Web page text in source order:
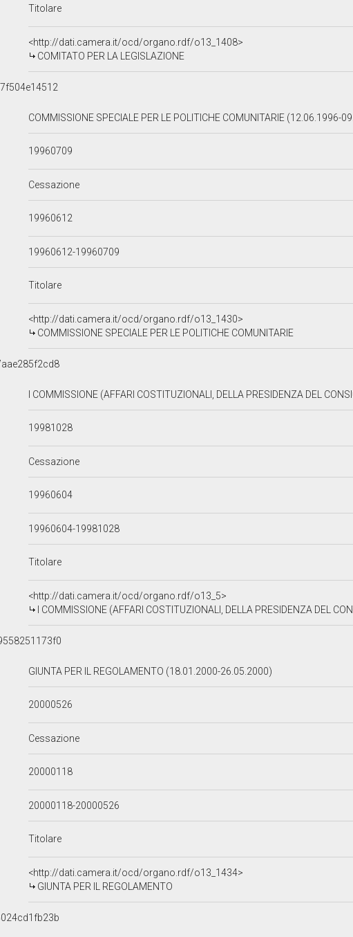
Titolare
<http://dati.camera.it/ocd/organo.rdf/o13_1408>
COMITATO PER LA LEGISLAZIONE
COMMISSIONE SPECIALE PER LE POLITICHE COMUNITARIE (12.06.1996-
19960709
Cessazione
19960612
19960612-19960709
Titolare
<http://dati.camera.it/ocd/organo.rdf/o13_1430>
COMMISSIONE SPECIALE PER LE POLITICHE COMUNITARIE
I COMMISSIONE (AFFARI COSTITUZIONALI, DELLA PRESIDENZA DEL
19981028
Cessazione
19960604
19960604-19981028
Titolare
<http://dati.camera.it/ocd/organo.rdf/o13_5>
I COMMISSIONE (AFFARI COSTITUZIONALI, DELLA PRESIDENZA DEL
GIUNTA PER IL REGOLAMENTO (18.01.2000-26.05.2000)
20000526
Cessazione
20000118
20000118-20000526
Titolare
<http://dati.camera.it/ocd/organo.rdf/o13_1434>
GIUNTA PER IL REGOLAMENTO